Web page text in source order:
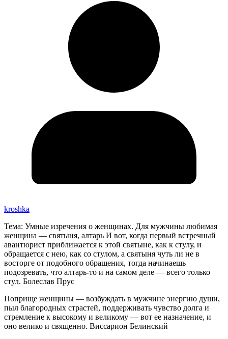
kroshka
Тема: Умные изречения о женщинах. Для мужчины любимая
женщина — святыня, алтарь И вот, когда первый встречный
авантюрист приближается к этой святыне, как к стулу, и
обращается с нею, как со стулом, а святыня чуть ли не в
восторге от подобного обращения, тогда начинаешь
подозревать, что алтарь-то и на самом деле — всего только
стул. Болеслав Прус
Поприще женщины — возбуждать в мужчине энергию души,
пыл благородных страстей, поддерживать чувство долга и
стремление к высокому и великому — вот ее назначение, и
оно велико и священно. Виссарион Белинский